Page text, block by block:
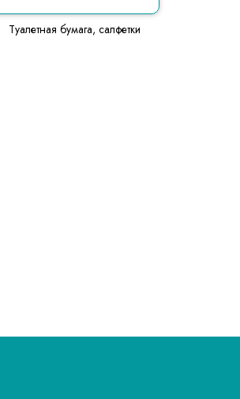
Туалетная бумага, салфетки